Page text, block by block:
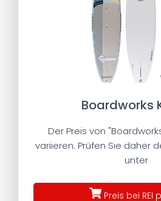
Boardworks
Der Preis von
variieren. Prüfen Sie daher
unter
Preis bei REI